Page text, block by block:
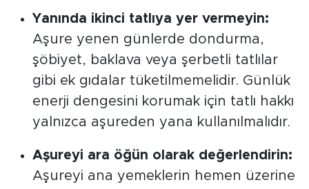
Yanında ikinci tatlıya yer vermeyin:
Aşure yenen günlerde dondurma,
şöbiyet, baklava veya şerbetli tatlılar
gibi ek gıdalar tüketilmemelidir. Günlük
enerji dengesini korumak için tatlı hakkı
yalnızca aşureden yana kullanılmalıdır.
Aşureyi ara öğün olarak değerlendirin:
Aşureyi ana yemeklerin hemen üzerine